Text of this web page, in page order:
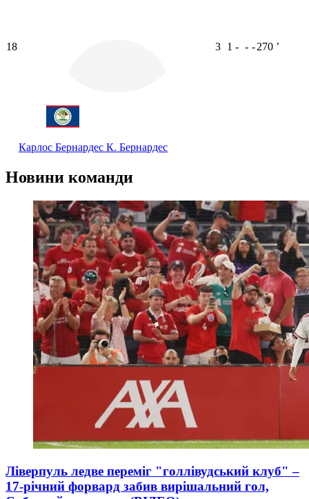
18
Карлос Бернардес К. Бернардес
3 1 - - -270 ʼ
Новини команди
Ліверпуль ледве переміг "голлівудський клуб" –
17-річний форвард забив вирішальний гол,